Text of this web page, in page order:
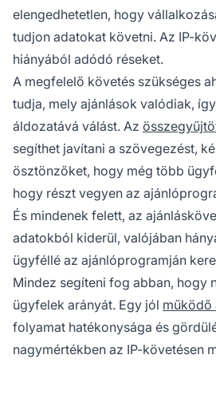
elengedhetetlen, hogy
tudjon adatokat követni. Az IP-
hiányából adódó réseket.
A megfelelő követés szükséges
tudja, mely ajánlások valódiak,
áldozatává válást. Az
segíthet javítani a szövegezést,
ösztönzőket, hogy még több
hogy részt vegyen az
És mindenek felett, az
adatokból kiderül, valójában
ügyféllé az ajánlóprogramján
Mindez segíteni fog abban, hogy
ügyfelek arányát. Egy jól működő
folyamat hatékonysága és
nagymértékben az IP-követésen